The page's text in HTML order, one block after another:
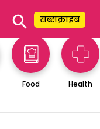
⚲ सब्सक्राइब
Food Health